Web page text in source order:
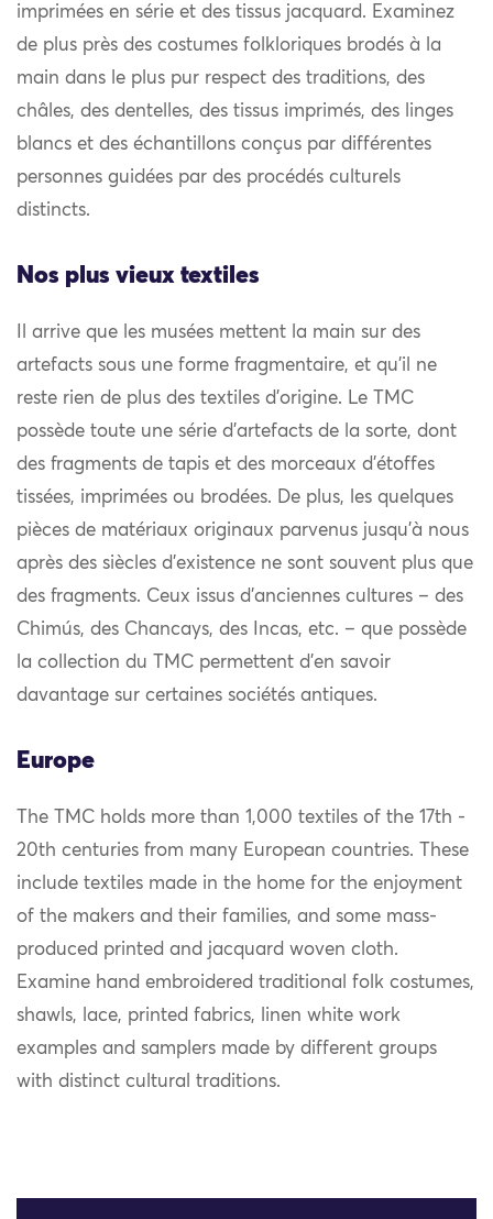
imprimées en série et des tissus jacquard. Examinez
de plus près des costumes folkloriques brodés à la
main dans le plus pur respect des traditions, des
châles, des dentelles, des tissus imprimés, des linges
blancs et des échantillons conçus par différentes
personnes guidées par des procédés culturels
distincts.
Nos plus vieux textiles
Il arrive que les musées mettent la main sur des
artefacts sous une forme fragmentaire, et qu’il ne
reste rien de plus des textiles d’origine. Le TMC
possède toute une série d’artefacts de la sorte, dont
des fragments de tapis et des morceaux d’étoffes
tissées, imprimées ou brodées. De plus, les quelques
pièces de matériaux originaux parvenus jusqu’à nous
après des siècles d’existence ne sont souvent plus que
des fragments. Ceux issus d’anciennes cultures – des
Chimús, des Chancays, des Incas, etc. – que possède
la collection du TMC permettent d’en savoir
davantage sur certaines sociétés antiques.
Europe
The TMC holds more than 1,000 textiles of the 17th -
20th centuries from many European countries. These
include textiles made in the home for the enjoyment
of the makers and their families, and some mass-
produced printed and jacquard woven cloth.
Examine hand embroidered traditional folk costumes,
shawls, lace, printed fabrics, linen white work
examples and samplers made by different groups
with distinct cultural traditions.